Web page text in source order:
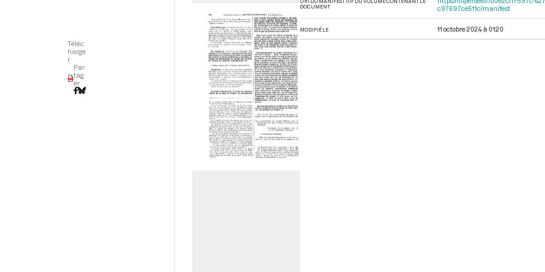
Téléc
harge
r
Par
tag
er
DOCUMENT
c97697ce511c/manifest
MODIFIÉ LE 11 octobre 2024 à 01:20